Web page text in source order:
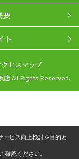
要
ト
セスマップ
All Rights Reserved.
ービス向上検討を目的と
確認ください。